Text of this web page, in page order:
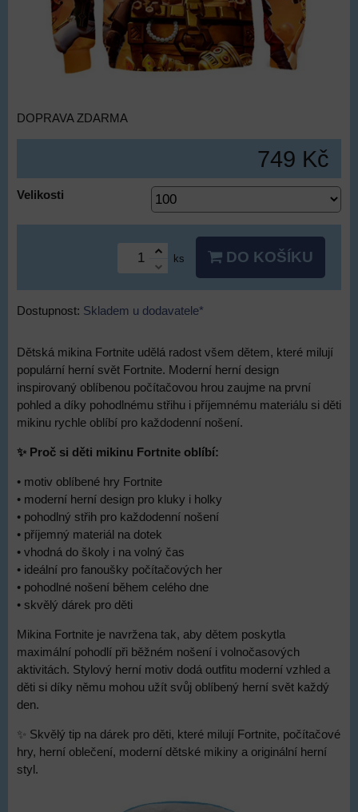
DOPRAVA ZDARMA
749 Kč
Velikosti
ks DO KOŠÍKU
Dostupnost: Skladem u dodavatele*
Dětská mikina Fortnite udělá radost všem dětem, které milují
populární herní svět Fortnite. Moderní herní design
inspirovaný oblíbenou počítačovou hrou zaujme na první
pohled a díky pohodlnému střihu i příjemnému materiálu si děti
mikinu rychle oblíbí pro každodenní nošení.
✨ Proč si děti mikinu Fortnite oblíbí:
• motiv oblíbené hry Fortnite
• moderní herní design pro kluky i holky
• pohodlný střih pro každodenní nošení
• příjemný materiál na dotek
• vhodná do školy i na volný čas
• ideální pro fanoušky počítačových her
• pohodlné nošení během celého dne
• skvělý dárek pro děti
Mikina Fortnite je navržena tak, aby dětem poskytla
maximální pohodlí při běžném nošení i volnočasových
aktivitách. Stylový herní motiv dodá outfitu moderní vzhled a
děti si díky němu mohou užít svůj oblíbený herní svět každý
den.
✨ Skvělý tip na dárek pro děti, které milují Fortnite, počítačové
hry, herní oblečení, moderní dětské mikiny a originální herní
styl.